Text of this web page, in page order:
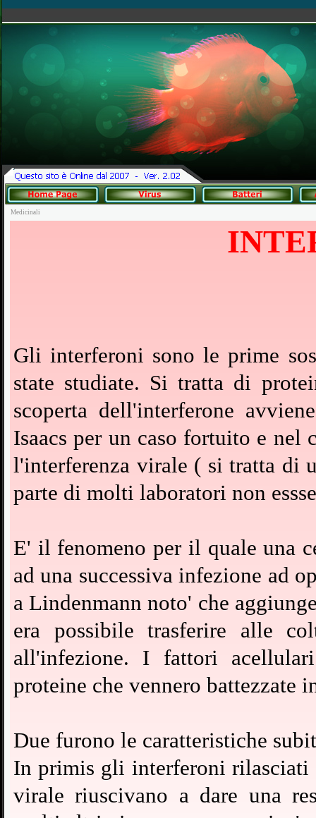
Medicinali
Gli interferoni sono le prime
state studiate. Si tratta di
scoperta dell'interferone
Isaacs per un caso fortuito e nel
l'interferenza virale ( si tratta di
parte di molti laboratori non
E' il fenomeno per il quale una
ad una successiva infezione ad
a Lindenmann noto' che
era possibile trasferire alle
all'infezione. I fattori
proteine che vennero battezzate
Due furono le caratteristiche
In primis gli interferoni rilasciati
virale riuscivano a dare una